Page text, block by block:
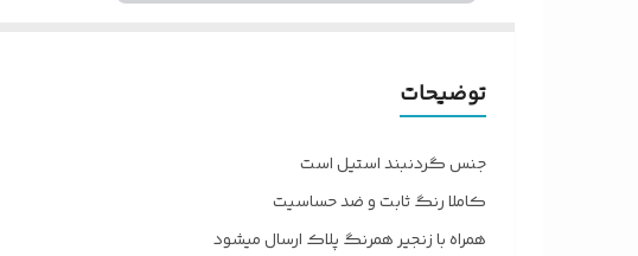
توضیحات
جنس گردنبند استیل است
کاملا رنگ ثابت ‌و ضد حساسیت
همراه با زنجیر همرنگ پلاک ارسال میشود